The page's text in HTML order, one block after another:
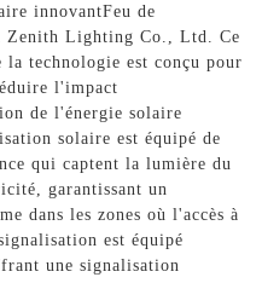
innovantFeu de
Zenith Lighting Co., Ltd. Ce
technologie est conçu pour
l'impact
de l'énergie solaire
solaire est équipé de
qui captent la lumière du
garantissant un
dans les zones où l'accès à
est équipé
une signalisation